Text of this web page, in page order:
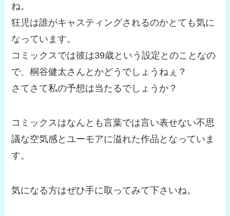
ね。
狂児は誰がキャスティングされるのかとても気に
なっています。
コミックスでは彼は39歳という設定とのことなの
で、桐谷健太さんとかどうでしょうねぇ？
さてさて私の予想は当たるでしょうか？
コミックスはなんとも言葉では言い表せない不思
議な空気感とユーモアに溢れた作品となっていま
す。
気になる方はぜひ手に取ってみて下さいね。